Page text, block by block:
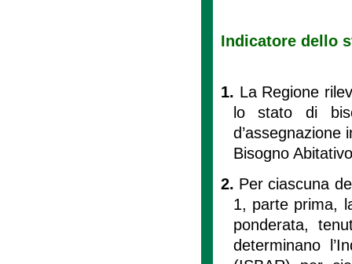
Indicatore dello
1. La Regione
lo stato di
Bisogno
2. Per ciascuna
1, parte prima,
ponderata,
determinano